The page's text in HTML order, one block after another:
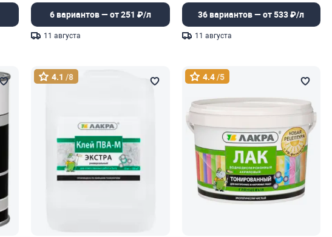
сверхпрочная
6 вариантов — от 251 ₽/л
11 августа
36 вариантов — от 533 ₽/л
11 августа
4.1 /8 4.4/5